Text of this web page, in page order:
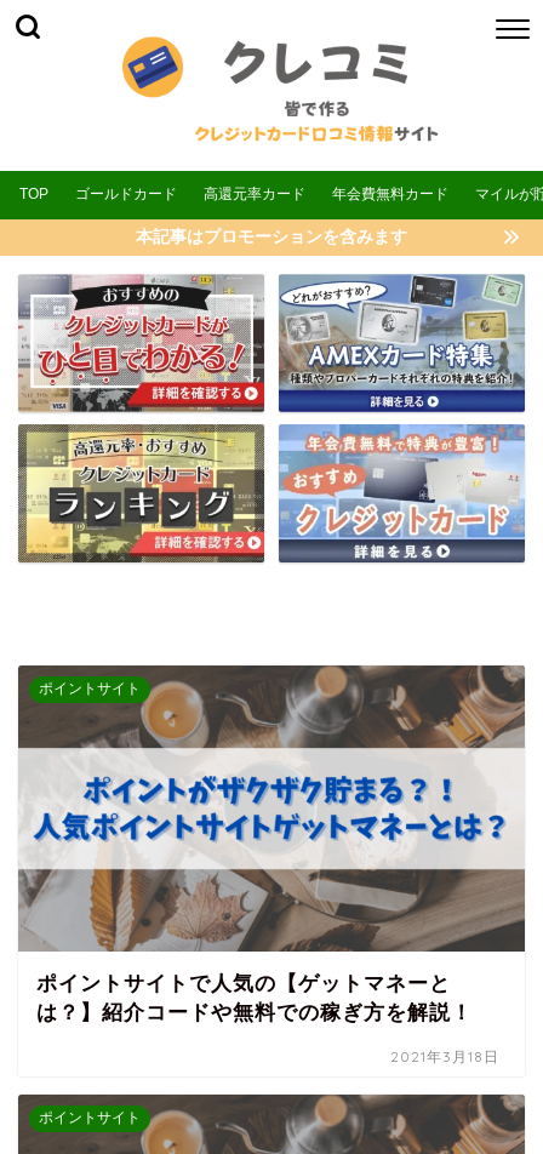
TOP ゴールドカード 高還元率カード 年会費無料カード マイルが
本記事はプロモーションを含みます
ポイントサイト
ポイントサイトで人気の【ゲットマネーと
は？】紹介コードや無料での稼ぎ方を解説！
2021年3月18日
ポイントサイト